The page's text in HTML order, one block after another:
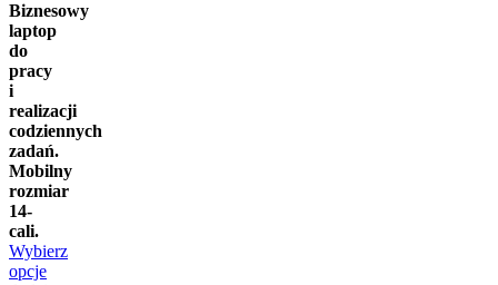
Biznesowy
laptop
do
pracy
i
realizacji
codziennych
zadań.
Mobilny
rozmiar
14-
cali.
Wybierz
opcje